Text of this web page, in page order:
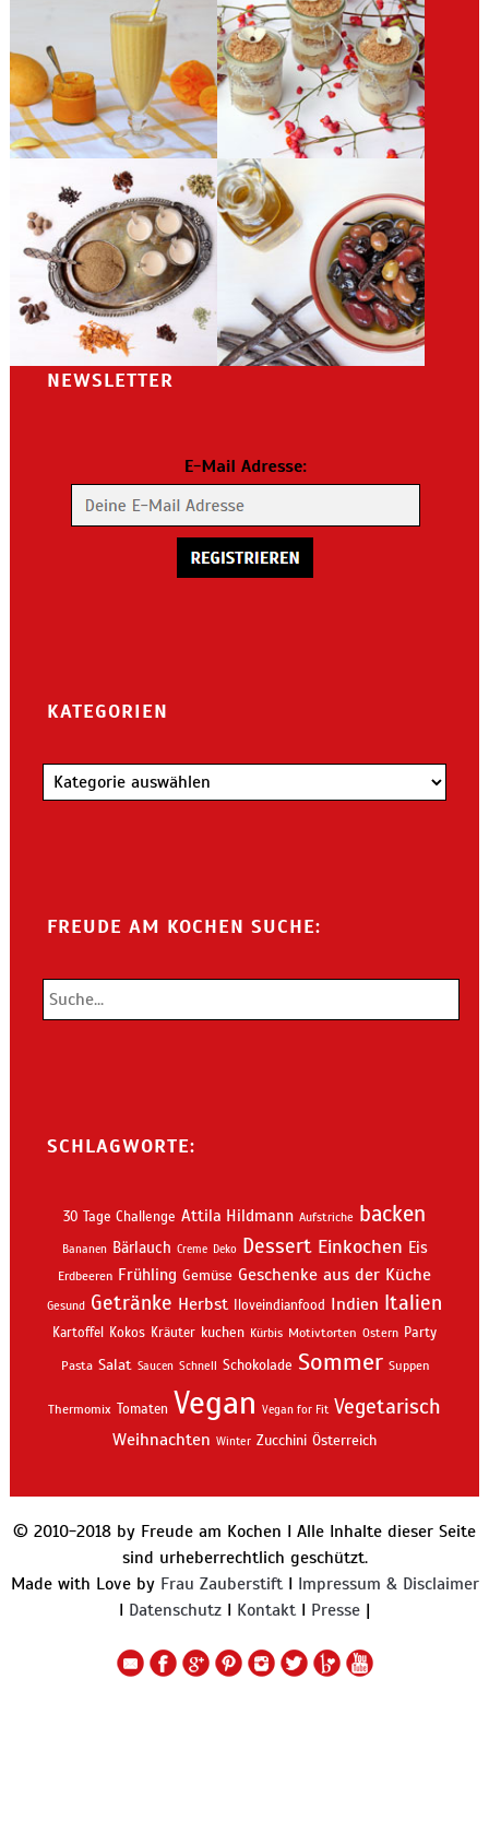
NEWSLETTER
KATEGORIEN
Kategorien
FREUDE AM KOCHEN SUCHE:
SCHLAGWORTE:
30 Tage Challenge Attila Hildmann Aufstriche backen
Bananen Bärlauch Creme Deko Dessert Einkochen Eis
Erdbeeren Frühling Gemüse Geschenke aus der Küche
Gesund Getränke Herbst Iloveindianfood Indien Italien
Kartoffel Kokos Kräuter kuchen Kürbis Motivtorten Ostern Party
Pasta Salat Saucen Schnell Schokolade Sommer Suppen
Thermomix Tomaten Vegan Vegan for Fit Vegetarisch
Weihnachten Winter Zucchini Österreich
© 2010-2018 by Freude am Kochen I Alle Inhalte dieser Seite
sind urheberrechtlich geschützt.
Made with Love by Frau ZauberstiftI Impressum & Disclaimer
I Datenschutz I KontaktI Presse |